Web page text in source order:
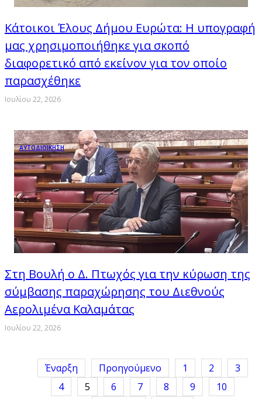
Κάτοικοι Έλους Δήμου Ευρώτα: Η υπογραφή
μας χρησιμοποιήθηκε για σκοπό
διαφορετικό από εκείνον για τον οποίο
παρασχέθηκε
Ιουλίου 22, 2026
ΑΥΤΟΔΙΟΙΚΗΣΗ
Στη Βουλή ο Δ. Πτωχός για την κύρωση της
σύμβασης παραχώρησης του Διεθνούς
Αερολιμένα Καλαμάτας
Ιουλίου 22, 2026
Έναρξη Προηγούμενο 1 2
3
4
5 6 7 8 9
10